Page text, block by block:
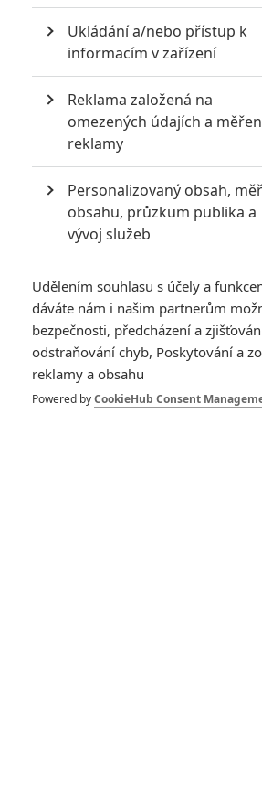
Kdysi hvězda
céčkových
policejní reality
Jared Leto byl několika ženami obviněn
Známý herec a
roky. Řada jeho
obvinění popírá.
Anarvin |
Ukládání a/nebo přístup k
informacím v zařízení
Reklama založená na
omezených údajích a
reklamy
Personalizovaný obsah,
obsahu, průzkum publika a
vývoj služeb
Udělením souhlasu s účely a
dáváte nám i našim partnerům
bezpečnosti, předcházení a
odstraňování chyb, Poskytování a
reklamy a obsahu
Powered byCookieHub Consent